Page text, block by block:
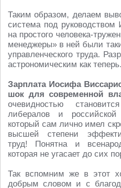
Таким образом, делаем
система под
на простого человека-
менеджеры» в ней были
управленческого труда.
астрономическим как теперь.
Зарплата Иосифа
шок для современной
очевидностью
либералов и
который сам лично имел
высшей степени
труд! Понятна и
которая не угасает до сих
Так вспомним же в этот
добрым словом и с